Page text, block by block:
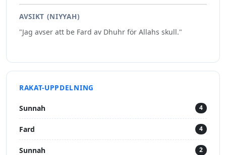
AVSIKT (NIYYAH)
"Jag avser att be Fard av Dhuhr för Allahs skull."
RAKAT-UPPDELNING
Sunnah 4
Fard 4
Sunnah 2